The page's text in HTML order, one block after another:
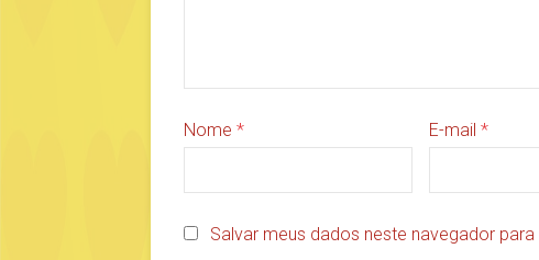
Nome * E-mail*
Salvar meus dados neste navegador